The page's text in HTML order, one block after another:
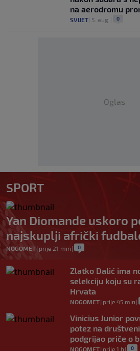
na aerodromu
SVIJET 5. aug. 0
Oglas
SPORT
Yan Diomande uskoro
najskuplji afrički
NOGOMET| prije 21 min | 0
Zlatko Dalić ima
selekciju koju su
Hrvata
NOGOMET| prije 45 min |
Vinicius Junior
potez na
podgrijao priče o
NOGOMET| prije 1 h | 0